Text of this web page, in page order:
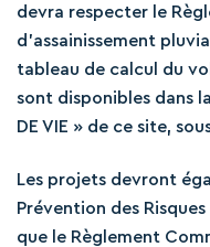
devra respecter le
d’assainissement
tableau de calcul du
sont disponibles dans
DE VIE » de ce site,
Les projets devront
Prévention des
que le Règlement